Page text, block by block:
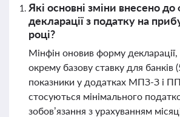
Які основні зміни внесено
декларації з податку на
році?
Мінфін оновив форму
окрему базову ставку для банків
показники у додатках МПЗ-З і
стосуються мінімального
зобов’язання з урахуванням